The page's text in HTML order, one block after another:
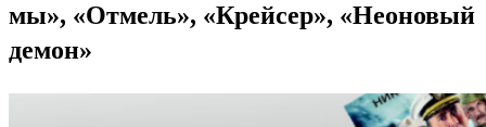
мы», «Отмель», «Крейсер», «Неоновый
демон»